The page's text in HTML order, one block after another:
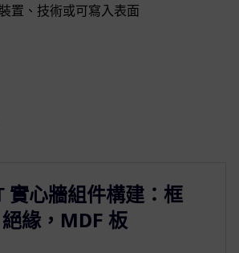
置、技術或可寫入表面
實心牆組件構建：框
緣，MDF 板